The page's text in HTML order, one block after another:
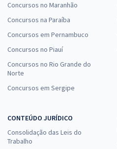
Concursos no Maranhão
Concursos na Paraíba
Concursos em Pernambuco
Concursos no Piauí
Concursos no Rio Grande do
Norte
Concursos em Sergipe
CONTEÚDO JURÍDICO
Consolidação das Leis do
Trabalho